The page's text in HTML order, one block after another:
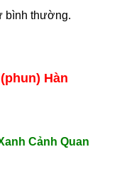
bình thường.
Hàn
Cảnh Quan